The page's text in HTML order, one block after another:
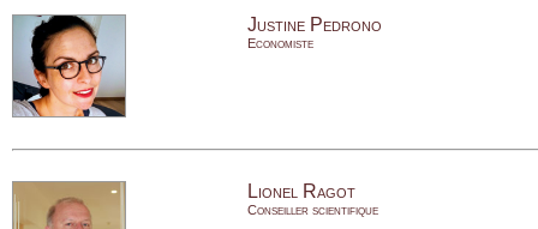
Justine Pedrono
Economiste
Lionel Ragot
Conseiller scientifique